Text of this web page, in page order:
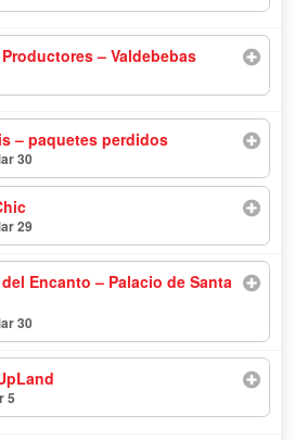
– Valdebebas
– paquetes perdidos
30
29
Encanto – Palacio de Santa
30
5